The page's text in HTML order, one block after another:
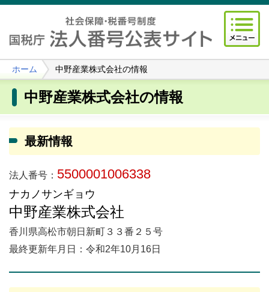
ホーム 中野産業株式会社の情報
中野産業株式会社の情報
最新情報
法人番号： 5500001006338
ナカノサンギョウ
中野産業株式会社
香川県高松市朝日新町３３番２５号
最終更新年月日：令和2年10月16日